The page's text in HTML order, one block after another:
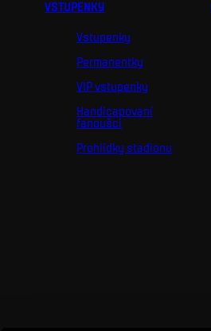
VSTUPENKY
Vstupenky
Permanentky
VIP vstupenky
Handicapovaní
fanoušci
Prohlídky stadionu